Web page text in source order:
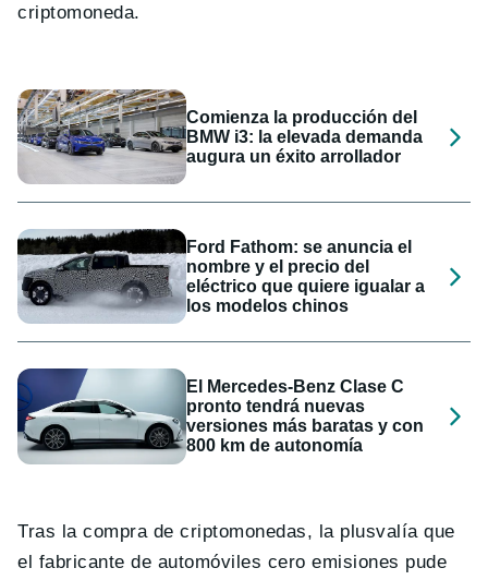
criptomoneda.
Comienza la producción del
BMW i3: la elevada demanda
augura un éxito arrollador
Ford Fathom: se anuncia el
nombre y el precio del
eléctrico que quiere igualar a
los modelos chinos
El Mercedes-Benz Clase C
pronto tendrá nuevas
versiones más baratas y con
800 km de autonomía
Tras la compra de criptomonedas, la plusvalía que
el fabricante de automóviles cero emisiones pude